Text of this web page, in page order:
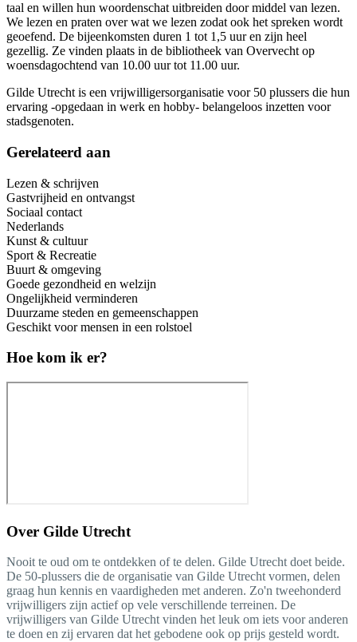
taal en willen hun woordenschat uitbreiden door middel van lezen.
We lezen en praten over wat we lezen zodat ook het spreken wordt
geoefend. De bijeenkomsten duren 1 tot 1,5 uur en zijn heel
gezellig. Ze vinden plaats in de bibliotheek van Overvecht op
woensdagochtend van 10.00 uur tot 11.00 uur.
Gilde Utrecht is een vrijwilligersorganisatie voor 50 plussers die hun
ervaring -opgedaan in werk en hobby- belangeloos inzetten voor
stadsgenoten.
Gerelateerd aan
Lezen & schrijven
Gastvrijheid en ontvangst
Sociaal contact
Nederlands
Kunst & cultuur
Sport & Recreatie
Buurt & omgeving
Goede gezondheid en welzijn
Ongelijkheid verminderen
Duurzame steden en gemeenschappen
Geschikt voor mensen in een rolstoel
Hoe kom ik er?
Over Gilde Utrecht
Nooit te oud om te ontdekken of te delen. Gilde Utrecht doet beide.
De 50-plussers die de organisatie van Gilde Utrecht vormen, delen
graag hun kennis en vaardigheden met anderen. Zo'n tweehonderd
vrijwilligers zijn actief op vele verschillende terreinen. De
vrijwilligers van Gilde Utrecht vinden het leuk om iets voor anderen
te doen en zij ervaren dat het gebodene ook op prijs gesteld wordt.